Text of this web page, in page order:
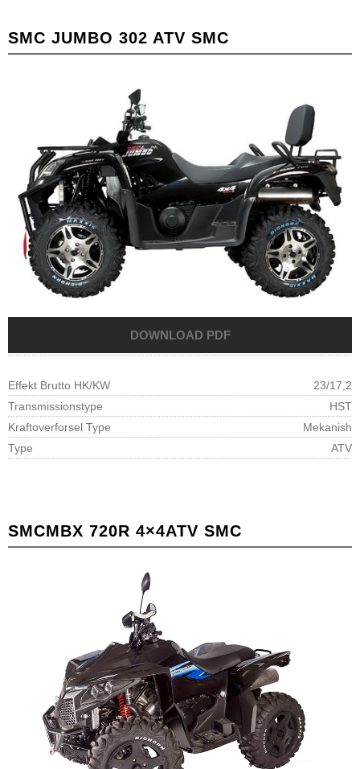
SMC JUMBO 302 ATV SMC
Effekt Brutto HK/KW
23/17,2
Transmissionstype
HST
Kraftoverforsel Type
Mekanish
Type
ATV
SMCMBX 720R 4×4ATV SMC